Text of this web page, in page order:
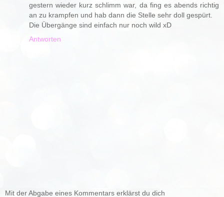
gestern wieder kurz schlimm war, da fing es abends richtig
an zu krampfen und hab dann die Stelle sehr doll gespürt.
Die Übergänge sind einfach nur noch wild xD
Antworten
Mit der Abgabe eines Kommentars erklärst du dich